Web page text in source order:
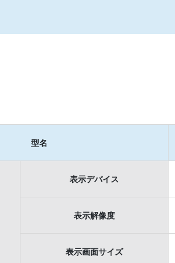
型名
表示デバイス
表示解像度
表示画面サイズ